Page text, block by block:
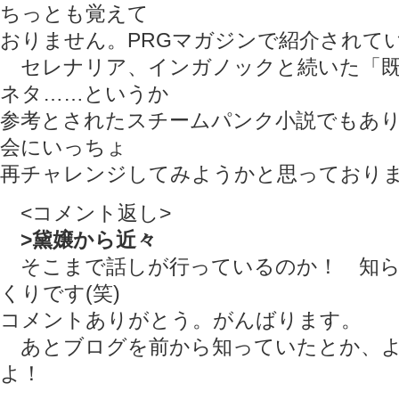
ちっとも覚えて
おりません。PRGマガジンで紹介されて
セレナリア、インガノックと続いた「
ネタ……というか
参考とされたスチームパンク小説でもあ
会にいっちょ
再チャレンジしてみようかと思っており
<コメント返し>
>黛嬢から近々
そこまで話しが行っているのか！ 知
くりです(笑)
コメントありがとう。がんばります。
あとブログを前から知っていたとか、
よ！